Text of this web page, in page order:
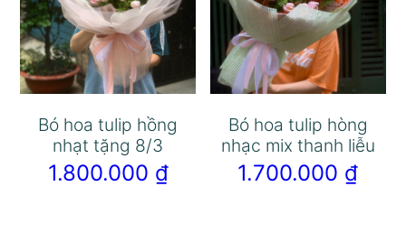
Bó hoa tulip hồng
nhạt tặng 8/3
1.800.000 ₫
Bó hoa tulip hòng
nhạc mix thanh liễu
1.700.000 ₫